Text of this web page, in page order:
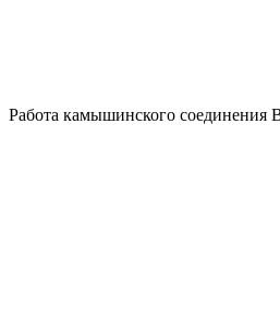
Работа камышинского соединения